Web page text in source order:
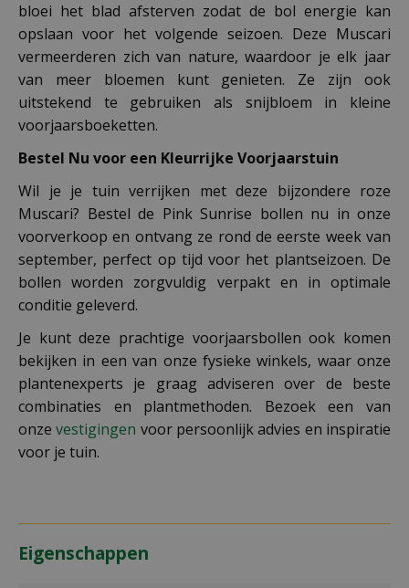
bloei het blad afsterven zodat de bol energie kan
opslaan voor het volgende seizoen. Deze Muscari
vermeerderen zich van nature, waardoor je elk jaar
van meer bloemen kunt genieten. Ze zijn ook
uitstekend te gebruiken als snijbloem in kleine
voorjaarsboeketten.
Bestel Nu voor een Kleurrijke Voorjaarstuin
Wil je je tuin verrijken met deze bijzondere roze
Muscari? Bestel de Pink Sunrise bollen nu in onze
voorverkoop en ontvang ze rond de eerste week van
september, perfect op tijd voor het plantseizoen. De
bollen worden zorgvuldig verpakt en in optimale
conditie geleverd.
Je kunt deze prachtige voorjaarsbollen ook komen
bekijken in een van onze fysieke winkels, waar onze
plantenexperts je graag adviseren over de beste
combinaties en plantmethoden. Bezoek een van
onzevestigingen voor persoonlijk advies en inspiratie
voor je tuin.
Eigenschappen